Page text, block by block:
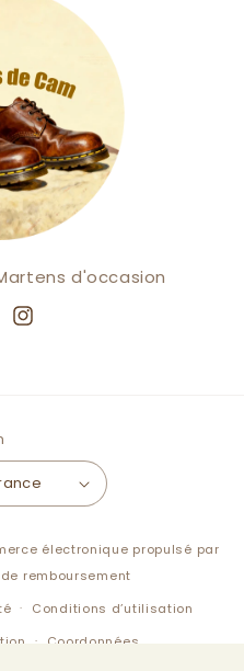
d'occasion
Instagram
France
électronique propulsé par
remboursement
Conditions d’utilisation
Coordonnées